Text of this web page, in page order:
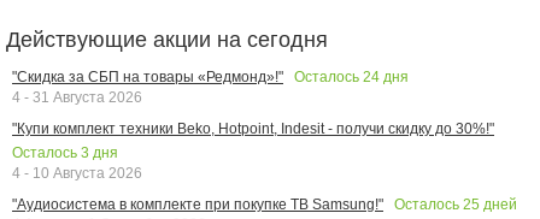
Действующие акции на сегодня
"Скидка за СБП на товары «Редмонд»!" Осталось 24 дня
4 - 31 Августа 2026
"Купи комплект техники Beko, Hotpoint, Indesit - получи скидку до 30%!"
Осталось 3 дня
4 - 10 Августа 2026
"Аудиосистема в комплекте при покупке ТВ Samsung!"
Осталось 25 дней